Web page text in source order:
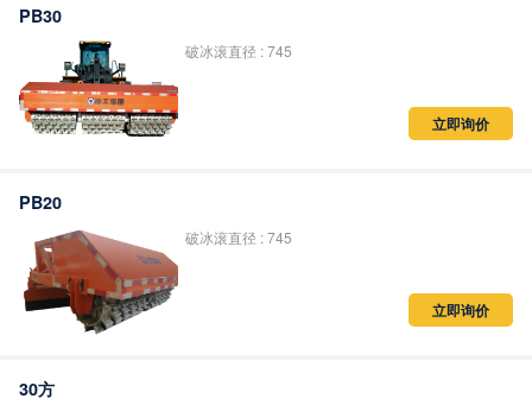
PB30
破冰滚直径 : 745
立即询价
PB20
破冰滚直径 : 745
立即询价
30方